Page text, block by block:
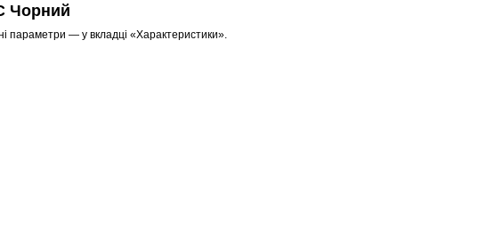
Чорний
параметри — у вкладці «Характеристики».